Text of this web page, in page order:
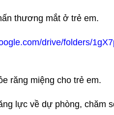
thương mắt ở trẻ em.
drive/folders/
răng miệng cho trẻ em.
lực về dự phòng, chăm